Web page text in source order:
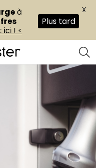
à
ici ! <
Plus tard
X